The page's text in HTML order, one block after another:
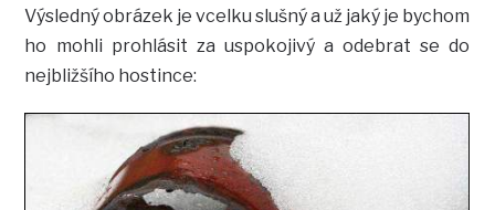
Výsledný obrázek je vcelku slušný a už jaký je bychom
ho mohli prohlásit za uspokojivý a odebrat se do
nejbližšího hostince: